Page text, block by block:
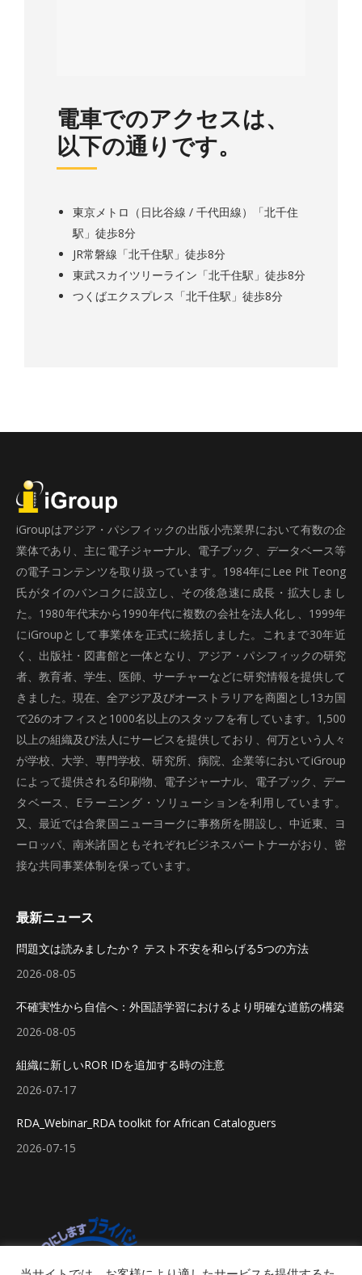
電車でのアクセスは、
以下の通りです。
東京メトロ（日比谷線 / 千代田線）「北千住
駅」徒歩8分
JR常磐線「北千住駅」徒歩8分
東武スカイツリーライン「北千住駅」徒歩8分
つくばエクスプレス「北千住駅」徒歩8分
iGroupはアジア・パシフィックの出版小売業界において有数の企
業体であり、主に電子ジャーナル、電子ブック、データベース等
の電子コンテンツを取り扱っています。1984年にLee Pit Teong
氏がタイのバンコクに設立し、その後急速に成長・拡大しまし
た。1980年代末から1990年代に複数の会社を法人化し、1999年
にiGroupとして事業体を正式に統括しました。これまで30年近
く、出版社・図書館と一体となり、アジア・パシフィックの研究
者、教育者、学生、医師、サーチャーなどに研究情報を提供して
きました。現在、全アジア及びオーストラリアを商圏とし13カ国
で26のオフィスと1000名以上のスタッフを有しています。1,500
以上の組織及び法人にサービスを提供しており、何万という人々
が学校、大学、専門学校、研究所、病院、企業等においてiGroup
によって提供される印刷物、電子ジャーナル、電子ブック、デー
タベース、Eラーニング・ソリューションを利用しています。
又、最近では合衆国ニューヨークに事務所を開設し、中近東、ヨ
ーロッパ、南米諸国ともそれぞれビジネスパートナーがおり、密
接な共同事業体制を保っています。
最新ニュース
問題文は読みましたか？ テスト不安を和らげる5つの方法
2026-08-05
不確実性から自信へ：外国語学習におけるより明確な道筋の構築
2026-08-05
組織に新しいROR IDを追加する時の注意
2026-07-17
RDA_Webinar_RDA toolkit for African Cataloguers
2026-07-15